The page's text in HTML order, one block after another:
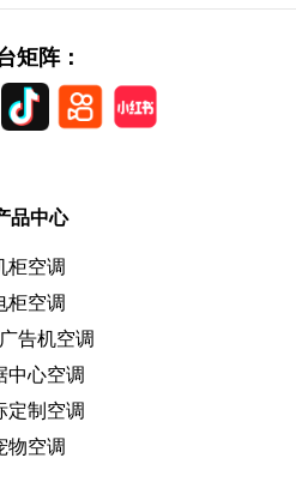
矩阵：
品中心
柜空调
柜空调
告机空调
中心空调
定制空调
物空调